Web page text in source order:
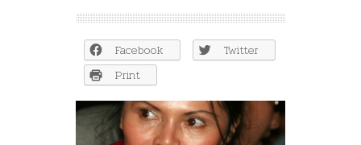
เชือด
‘เมีย
อริ
สมันต์’
ร่ำรวย
ผิด
ปกติ
จ่อ
Facebook
Twitter
Print